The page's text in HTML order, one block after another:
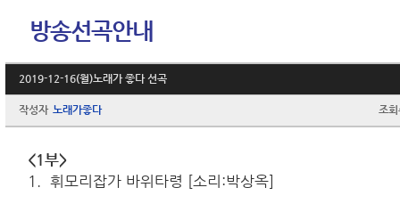
방송선곡안내
2019-12-16(월)노래가 좋다 선곡
작성자 노래가좋다 조
<1부>
1. 휘모리잡가 바위타령 [소리:박상옥]